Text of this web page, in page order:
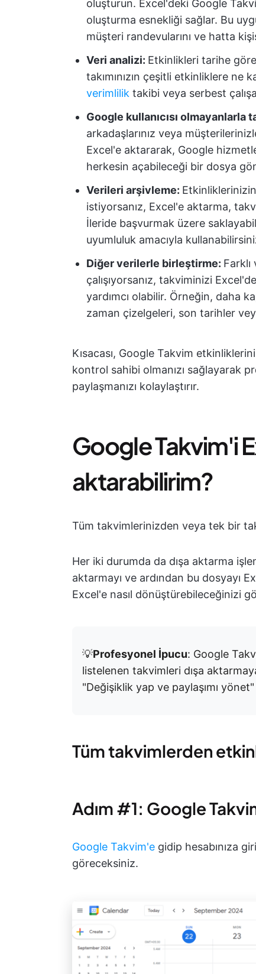
oluşturun. Excel'deki Google
oluşturma esnekliği sağlar. Bu
müşteri randevularını ve hatta
Veri analizi: Etkinlikleri tarihe göre
takımınızın çeşitli etkinliklere ne
verimlilik takibi veya serbest
Google kullanıcısı olmayanlarla
arkadaşlarınız veya
Excel'e aktararak, Google
herkesin açabileceği bir dosya
Verileri arşivleme: Etkinliklerinizin
istiyorsanız, Excel'e aktarma,
İleride başvurmak üzere
uyumluluk amacıyla
Diğer verilerle birleştirme:
çalışıyorsanız, takviminizi
yardımcı olabilir. Örneğin, daha
zaman çizelgeleri, son tarihler
Kısacası, Google Takvim
kontrol sahibi olmanızı sağlayarak
paylaşmanızı kolaylaştırır.
Google Takvim'i
aktarabilirim?
Tüm takvimlerinizden veya tek bir
Her iki durumda da dışa aktarma
aktarmayı ve ardından bu dosyayı
Excel'e nasıl dönüştürebileceğinizi
💡Profesyonel İpucu: Google
listelenen takvimleri dışa
"Değişiklik yap ve paylaşımı
Tüm takvimlerden
Adım #1: Google
Google Takvim'e gidip hesabınıza
göreceksiniz.